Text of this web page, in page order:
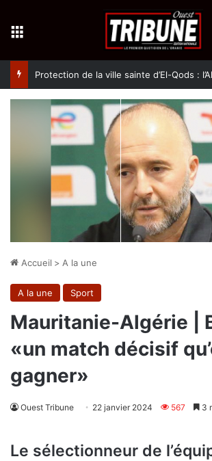
Accueil > A la une
A la une Sport
Mauritanie-Algérie |
«un match décisif
gagner»
Ouest Tribune 22 janvier 2024 567 3
Le sélectionneur de